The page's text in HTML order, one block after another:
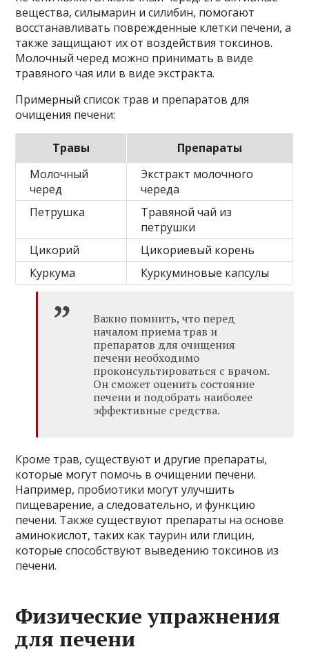
вещества, силымарин и силибин, помогают
восстанавливать поврежденные клетки печени, а
также защищают их от воздействия токсинов.
Молочный черед можно принимать в виде
травяного чая или в виде экстракта.
Примерный список трав и препаратов для
очищения печени:
Травы
Препараты
Молочный
черед
Экстракт молочного
череда
Петрушка
Травяной чай из
петрушки
Цикорий
Цикориевый корень
Куркума
Куркуминовые капсулы
Важно помнить, что перед
началом приема трав и
препаратов для очищения
печени необходимо
проконсультироваться с врачом.
Он сможет оценить состояние
печени и подобрать наиболее
эффективные средства.
Кроме трав, существуют и другие препараты,
которые могут помочь в очищении печени.
Например, пробиотики могут улучшить
пищеварение, а следовательно, и функцию
печени. Также существуют препараты на основе
аминокислот, таких как таурин или глицин,
которые способствуют выведению токсинов из
печени.
Физические упражнения
для печени